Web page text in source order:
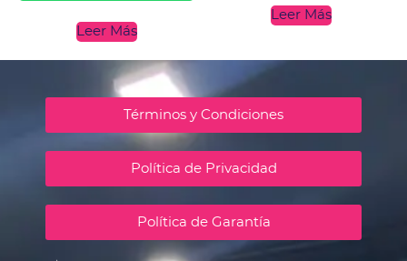
Leer Más
Leer Más
Términos y Condiciones
Política de Privacidad
Política de Garantía